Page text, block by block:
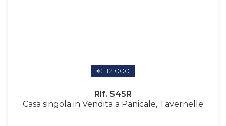
€ 112.000
Rif. S45R
Casa singola in Vendita a Panicale, Tavernelle